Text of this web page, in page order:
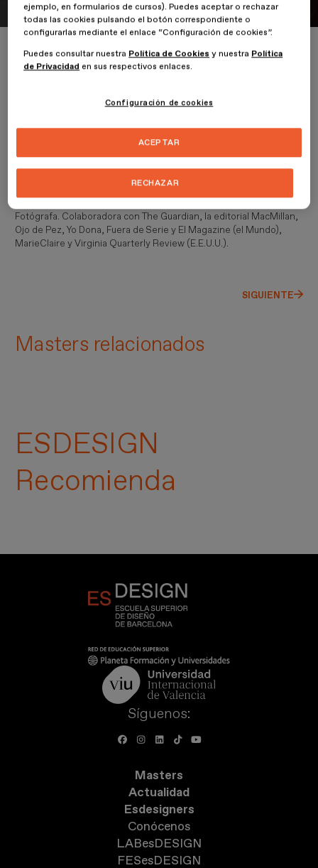
Paola de Grenet
Fotógrafa. Colaboradora con The Guardian, la editorial MacMillan,
Ojo de Pez, Yo Dona, Fuera de Serie y El Magazine (el Mundo),
MarieClaire y Virginia Quarterly Review (E.E.U.U.).
SIGUIENTE
Masters relacionados
ESDESIGN
Recomienda
Síguenos:
Masters
Actualidad
Esdesigners
Conócenos
LABesDESIGN
FESesDESIGN
ejemplo, en formularios de cursos). Puedes aceptar o rechazar
todas las cookies pulsando el botón correspondiente o
configurarlas mediante el enlace “Configuración de cookies”.
Puedes consultar nuestra Política de Cookies y nuestra Política
de Privacidad en sus respectivos enlaces.
Configuración de cookies
RECHAZAR
ACEPTAR